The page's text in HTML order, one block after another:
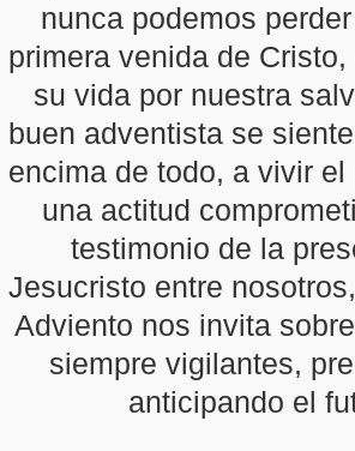
nunca podemos
primera venida de
su vida por nuestra
buen adventista se
encima de todo, a vivir el
una actitud
testimonio de la
Jesucristo entre
Adviento nos invita
siempre vigilantes,
anticipando el